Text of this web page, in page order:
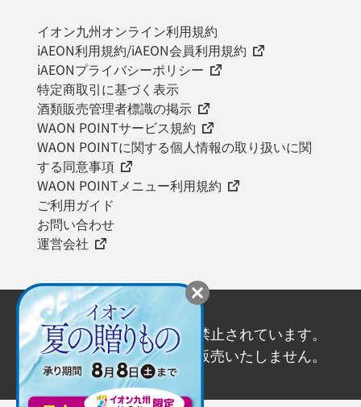
イオン九州オンライン利用規約
iAEON利用規約/iAEON会員利用規約
iAEONプライバシーポリシー
特定商取引に基づく表示
酒類販売管理者標識の掲示
WAON POINTサービス規約
WAON POINTに関する個人情報の取り扱いに関
する同意事項
WAON POINTメニュー利用規約
ご利用ガイド
お問い合わせ
運営会社
20歳未満の飲酒は法律で禁止されています。
20歳未満の方にはお酒を販売いたしません。